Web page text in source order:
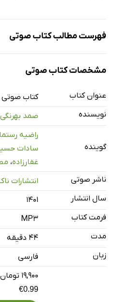
فهرست مطالب کتاب صوتی
نمونه
قسمت اول
قسمت دوم
مشخصات کتاب صوتی
عنوان کتاب
کتاب صوتی
نویسنده
صمد بهرنگی
گوینده
راضیه
سادات
غفارزاده،
ناشر صوتی
انتشارات
سال انتشار
۱۴۰۱
فرمت کتاب
MP3
مدت
۴۴ دقیقه
زبان
فارسی
۱۹,۹۰۰ تومان
€0.99